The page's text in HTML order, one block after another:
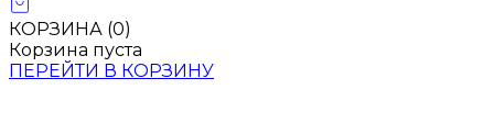
КОРЗИНА (0)
Корзина пуста
ПЕРЕЙТИ В КОРЗИНУ